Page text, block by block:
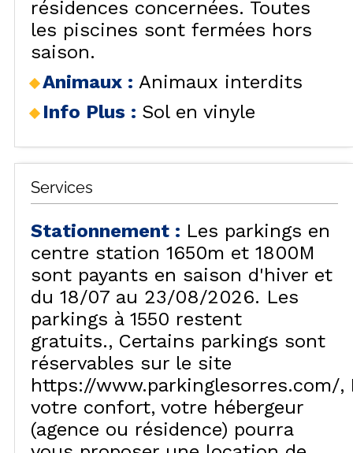
résidences concernées. Toutes
les piscines sont fermées hors
saison.
Animaux : Animaux interdits
Info Plus : Sol en vinyle
Services
Stationnement : Les parkings en
centre station 1650m et 1800M
sont payants en saison d'hiver et
du 18/07 au 23/08/2026. Les
parkings à 1550 restent
gratuits.
Certains parkings sont
réservables sur le site
https://www.parkinglesorres.com/
votre confort, votre hébergeur
(agence ou résidence) pourra